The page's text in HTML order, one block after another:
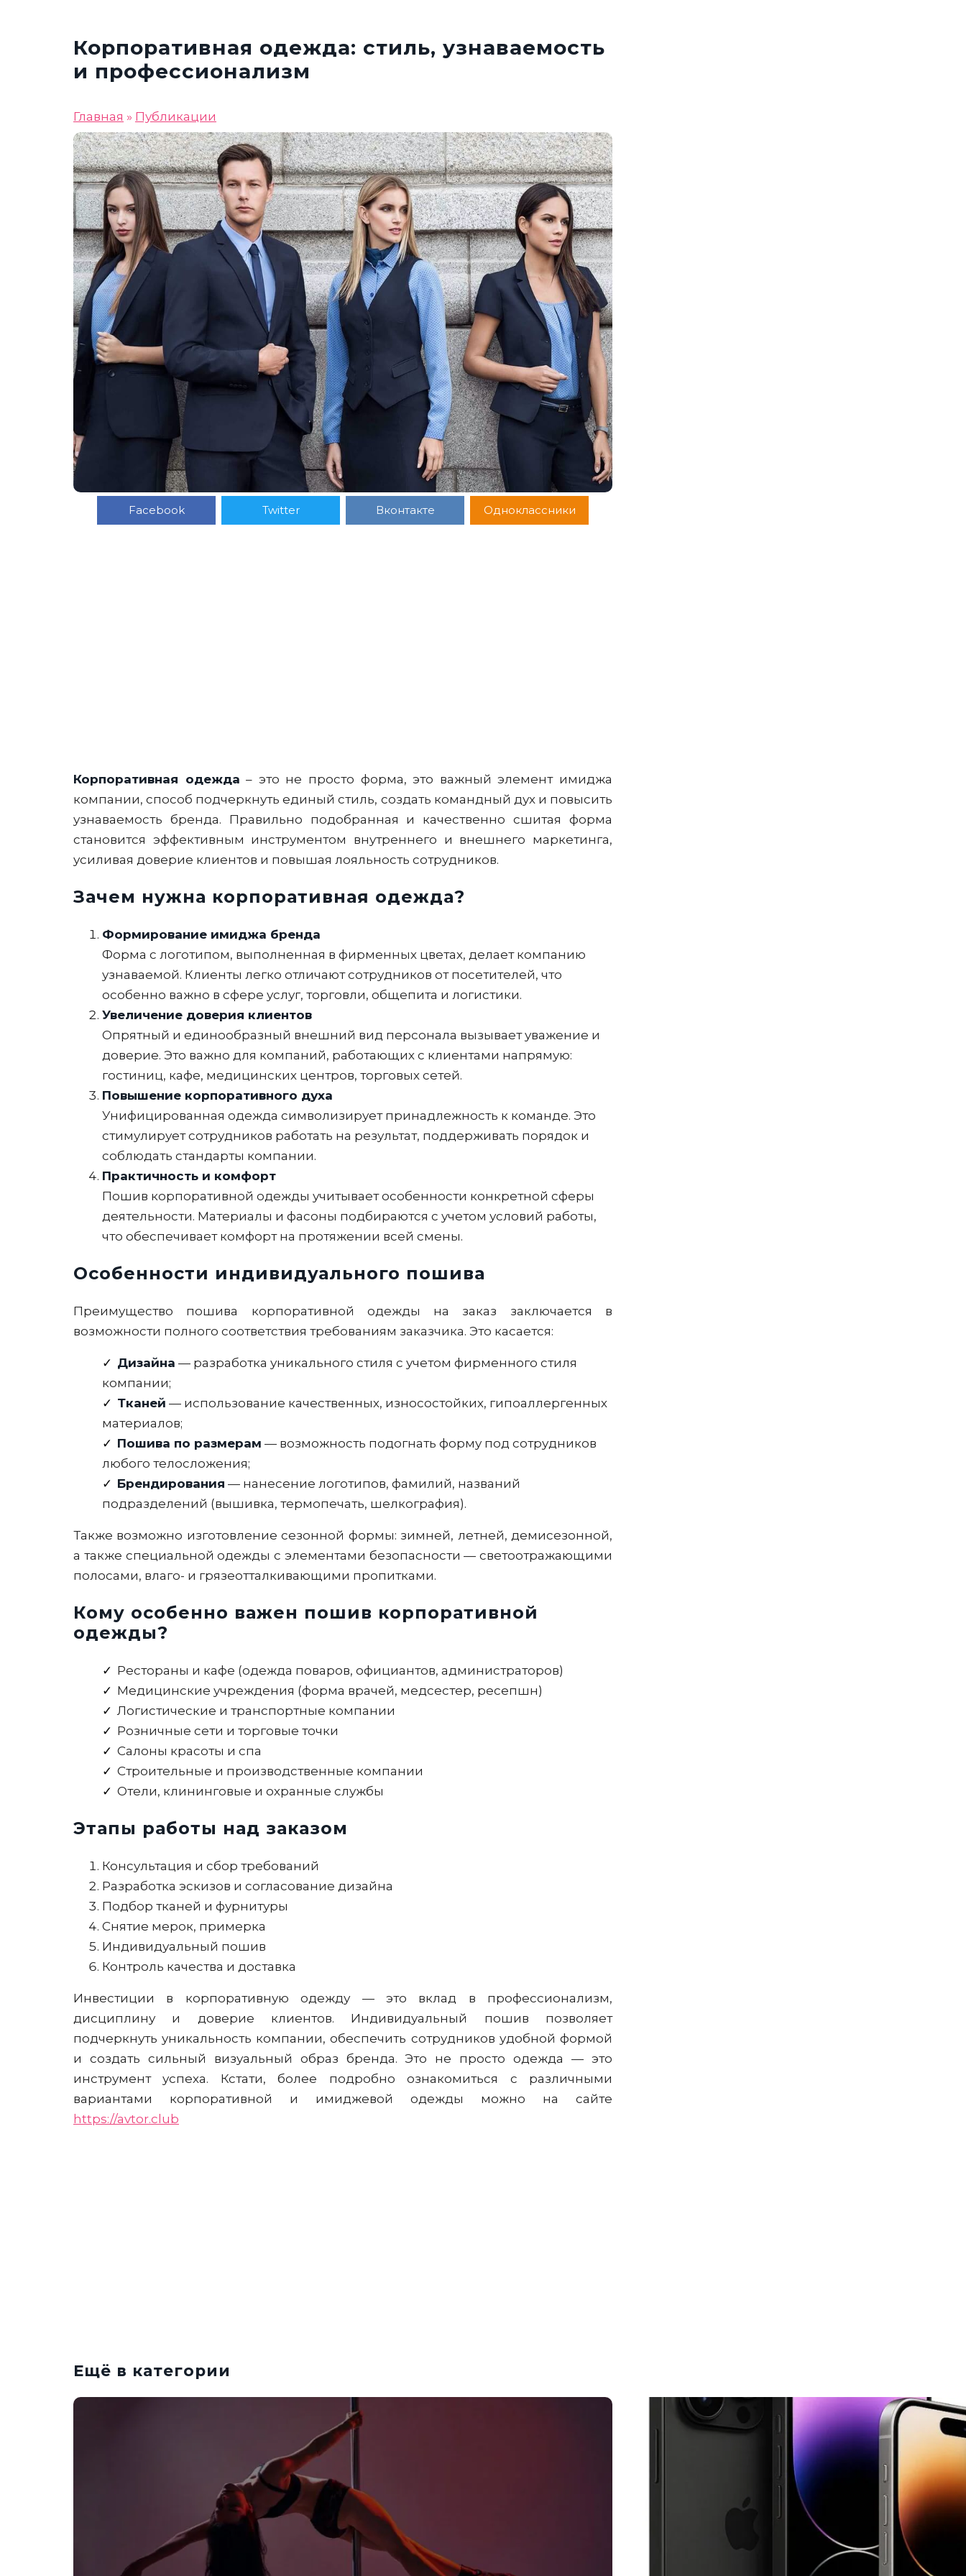
Корпоративная одежда: стиль, узнаваемость
и профессионализм
Главная » Публикации
Facebook Twitter Вконтакте Одноклассники
Корпоративная одежда – это не просто форма, это важный элемент имиджа
компании, способ подчеркнуть единый стиль, создать командный дух и повысить
узнаваемость бренда. Правильно подобранная и качественно сшитая форма
становится эффективным инструментом внутреннего и внешнего маркетинга,
усиливая доверие клиентов и повышая лояльность сотрудников.
Зачем нужна корпоративная одежда?
Формирование имиджа бренда
Форма с логотипом, выполненная в фирменных цветах, делает компанию
узнаваемой. Клиенты легко отличают сотрудников от посетителей, что
особенно важно в сфере услуг, торговли, общепита и логистики.
Увеличение доверия клиентов
Опрятный и единообразный внешний вид персонала вызывает уважение и
доверие. Это важно для компаний, работающих с клиентами напрямую:
гостиниц, кафе, медицинских центров, торговых сетей.
Повышение корпоративного духа
Унифицированная одежда символизирует принадлежность к команде. Это
стимулирует сотрудников работать на результат, поддерживать порядок и
соблюдать стандарты компании.
Практичность и комфорт
Пошив корпоративной одежды учитывает особенности конкретной сферы
деятельности. Материалы и фасоны подбираются с учетом условий работы,
что обеспечивает комфорт на протяжении всей смены.
Особенности индивидуального пошива
Преимущество пошива корпоративной одежды на заказ заключается в
возможности полного соответствия требованиям заказчика. Это касается:
Дизайна — разработка уникального стиля с учетом фирменного стиля
компании;
Тканей — использование качественных, износостойких, гипоаллергенных
материалов;
Пошива по размерам — возможность подогнать форму под сотрудников
любого телосложения;
Брендирования — нанесение логотипов, фамилий, названий
подразделений (вышивка, термопечать, шелкография).
Также возможно изготовление сезонной формы: зимней, летней, демисезонной,
а также специальной одежды с элементами безопасности — светоотражающими
полосами, влаго- и грязеотталкивающими пропитками.
Кому особенно важен пошив корпоративной
одежды?
Рестораны и кафе (одежда поваров, официантов, администраторов)
Медицинские учреждения (форма врачей, медсестер, ресепшн)
Логистические и транспортные компании
Розничные сети и торговые точки
Салоны красоты и спа
Строительные и производственные компании
Отели, клининговые и охранные службы
Этапы работы над заказом
Консультация и сбор требований
Разработка эскизов и согласование дизайна
Подбор тканей и фурнитуры
Снятие мерок, примерка
Индивидуальный пошив
Контроль качества и доставка
Инвестиции в корпоративную одежду — это вклад в профессионализм,
дисциплину и доверие клиентов. Индивидуальный пошив позволяет
подчеркнуть уникальность компании, обеспечить сотрудников удобной формой
и создать сильный визуальный образ бренда. Это не просто одежда — это
инструмент успеха. Кстати, более подробно ознакомиться с различными
вариантами корпоративной и имиджевой одежды можно на сайте
https://avtor.club
Ещё в категории